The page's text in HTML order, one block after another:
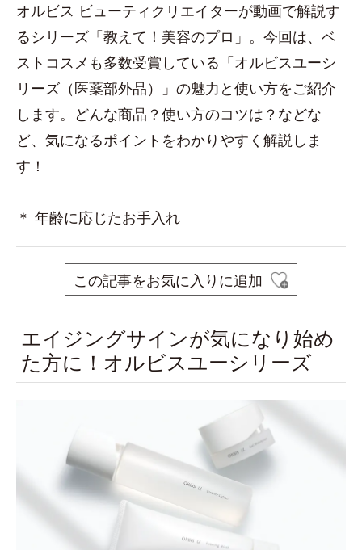
オルビス ビューティクリエイターが動画で解説す
るシリーズ「教えて！美容のプロ」。今回は、ベ
ストコスメも多数受賞している「オルビスユーシ
リーズ（医薬部外品）」の魅力と使い方をご紹介
します。どんな商品？使い方のコツは？などな
ど、気になるポイントをわかりやすく解説しま
す！
＊ 年齢に応じたお手入れ
この記事をお気に入りに追加
エイジングサインが気になり始め
た方に！オルビスユーシリーズ